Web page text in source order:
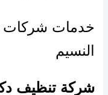
خدمات شركات
النسيم
شركة تنظيف